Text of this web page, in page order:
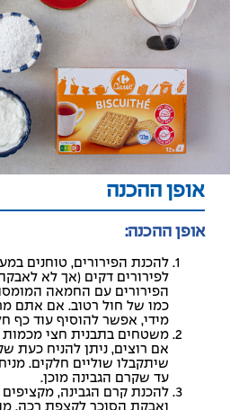
אופן ההכנה
אופן ההכנה:
להכנת הפירורים, טוחנים
לפירורים דקים (אך לא
הפירורים עם החמאה
כמו של חול רטוב. אם אתם
מידי, אפשר להוסיף עוד כף
משטחים בתבנית חצי מכמות
אם רוצים, ניתן להניח כעת
שיתקבלו שוליים חלקים.
עד שקרם הגבינה מוכן.
להכנת קרם הגבינה,
ואבקת הסוכר לקצפת רכה.